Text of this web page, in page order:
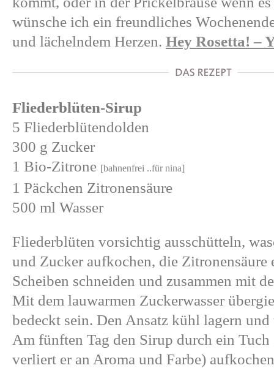
wünsche ich ein freundliches
und lächelndem Herzen. Hey Rosetta! –
Fliederblüten-Sirup
5 Fliederblütendolden
300 g Zucker
1 Bio-Zitrone [bahnenfrei ..fürnina]
1 Päckchen Zitronensäure
500 ml Wasser
Fliederblüten vorsichtig ausschütteln,
und Zucker aufkochen, die
Scheiben schneiden und zusammen mit
Mit dem lauwarmen Zuckerwasser
bedeckt sein. Den Ansatz kühl lagern
Am fünften Tag den Sirup durch ein
verliert er an Aroma und Farbe)